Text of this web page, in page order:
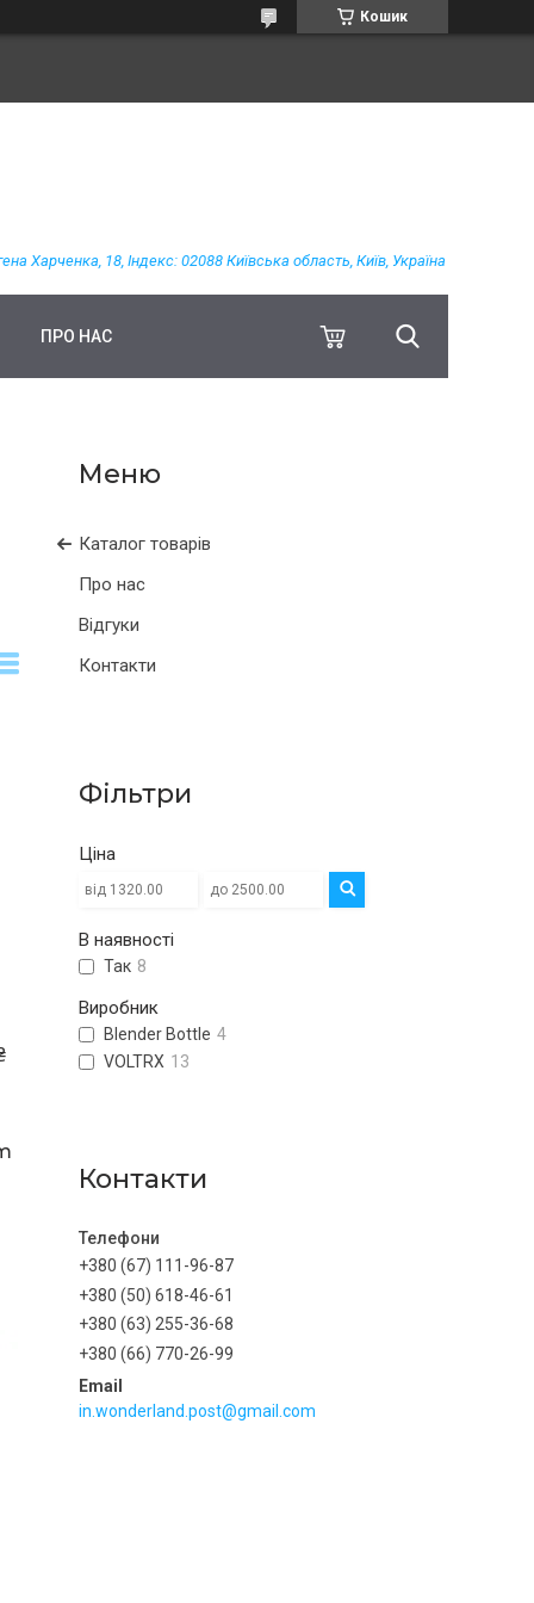
Кошик
Харченка, 18, Індекс: 02088 Київська область, Київ, Україна
ПРО НАС
Каталог товарів
Про нас
Відгуки
Контакти
Фільтри
Ціна
В наявності
Так 8
Виробник
Blender Bottle 4
VOLTRX 13
Контакти
+380 (67) 111-96-87
+380 (50) 618-46-61
+380 (63) 255-36-68
+380 (66) 770-26-99
in.wonderland.post@gmail.com